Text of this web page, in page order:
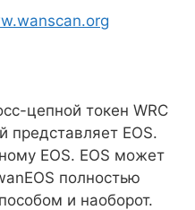
цепной токен WRC
представляет EOS.
EOS. EOS может
полностью
и наоборот.